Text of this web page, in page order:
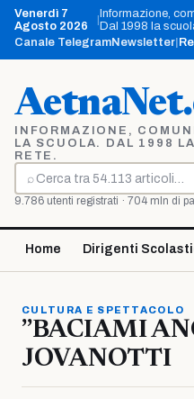
Vai
contenuto
Venerdì 7
Agosto 2026
Informazione,
Dal 1998 la
Canale TelegramNewsletter
INFORMAZIONE,
LA SCUOLA. DAL 1998
RETE.
⌕
Cerca
9.786 utenti registrati · 704 mln di
Home Dirigenti
CULTURA E SPETTACOLO
”BACIAMI
JOVANOTTI